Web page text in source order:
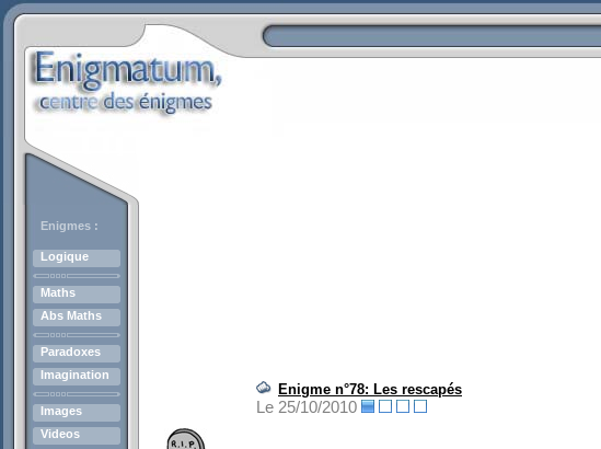
Enigmes :
Logique
Maths
Abs Maths
Paradoxes
Imagination
Images
Videos
Enigme n°78: Les rescapés
Le 25/10/2010